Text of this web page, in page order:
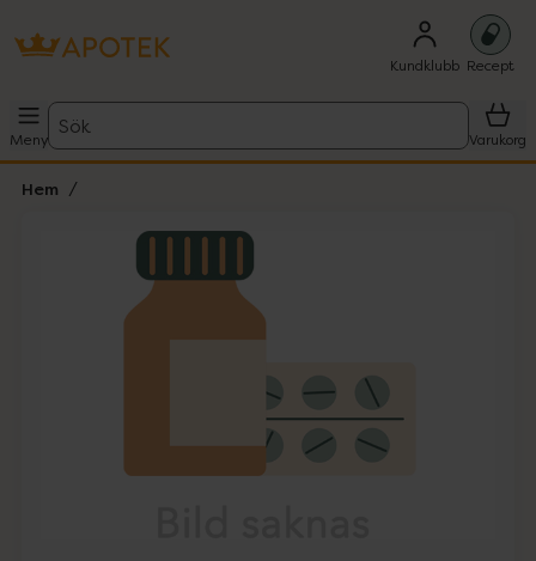
Kundklubb Recept
Meny
Sök
Varukorg
Hem
Lista: . Innehåller 1 objekt.